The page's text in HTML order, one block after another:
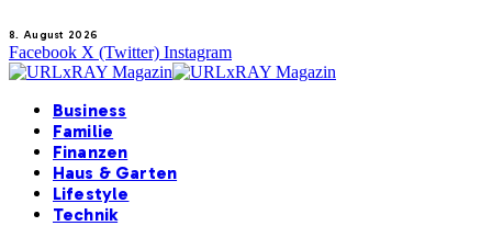
8. August 2026
Facebook X (Twitter) Instagram
Business
Familie
Finanzen
Haus & Garten
Lifestyle
Technik